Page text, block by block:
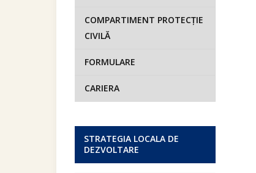
COMPARTIMENT PROTECȚIE
CIVILĂ
FORMULARE
CARIERA
STRATEGIA LOCALA DE
DEZVOLTARE